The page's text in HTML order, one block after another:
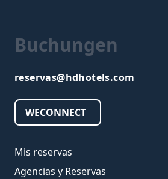
Buchungen
reservas@hdhotels.com
WECONNECT
Mis reservas
Agencias y Reservas